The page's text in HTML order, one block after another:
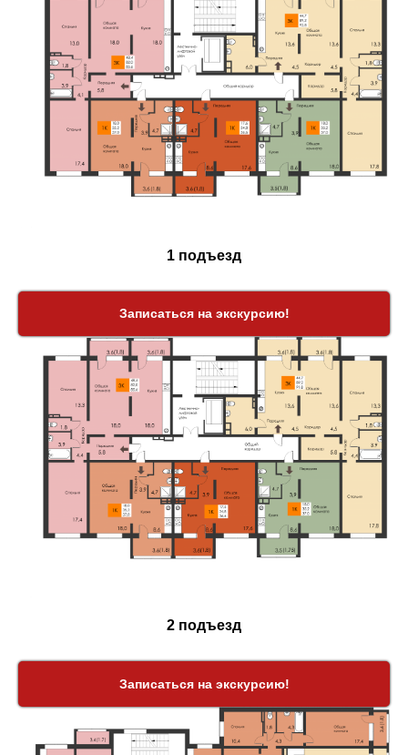
1 подъезд
Записаться на экскурсию!
2 подъезд
Записаться на экскурсию!